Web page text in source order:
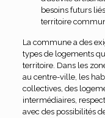
besoins futurs
territoire
La commune a des
types de logements
territoire. Dans les
au centre-ville, les
collectives, des
intermédiaires,
avec des possibilités